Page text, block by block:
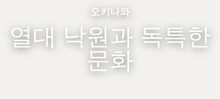
오키나와
열대 낙원과 독특한
문화